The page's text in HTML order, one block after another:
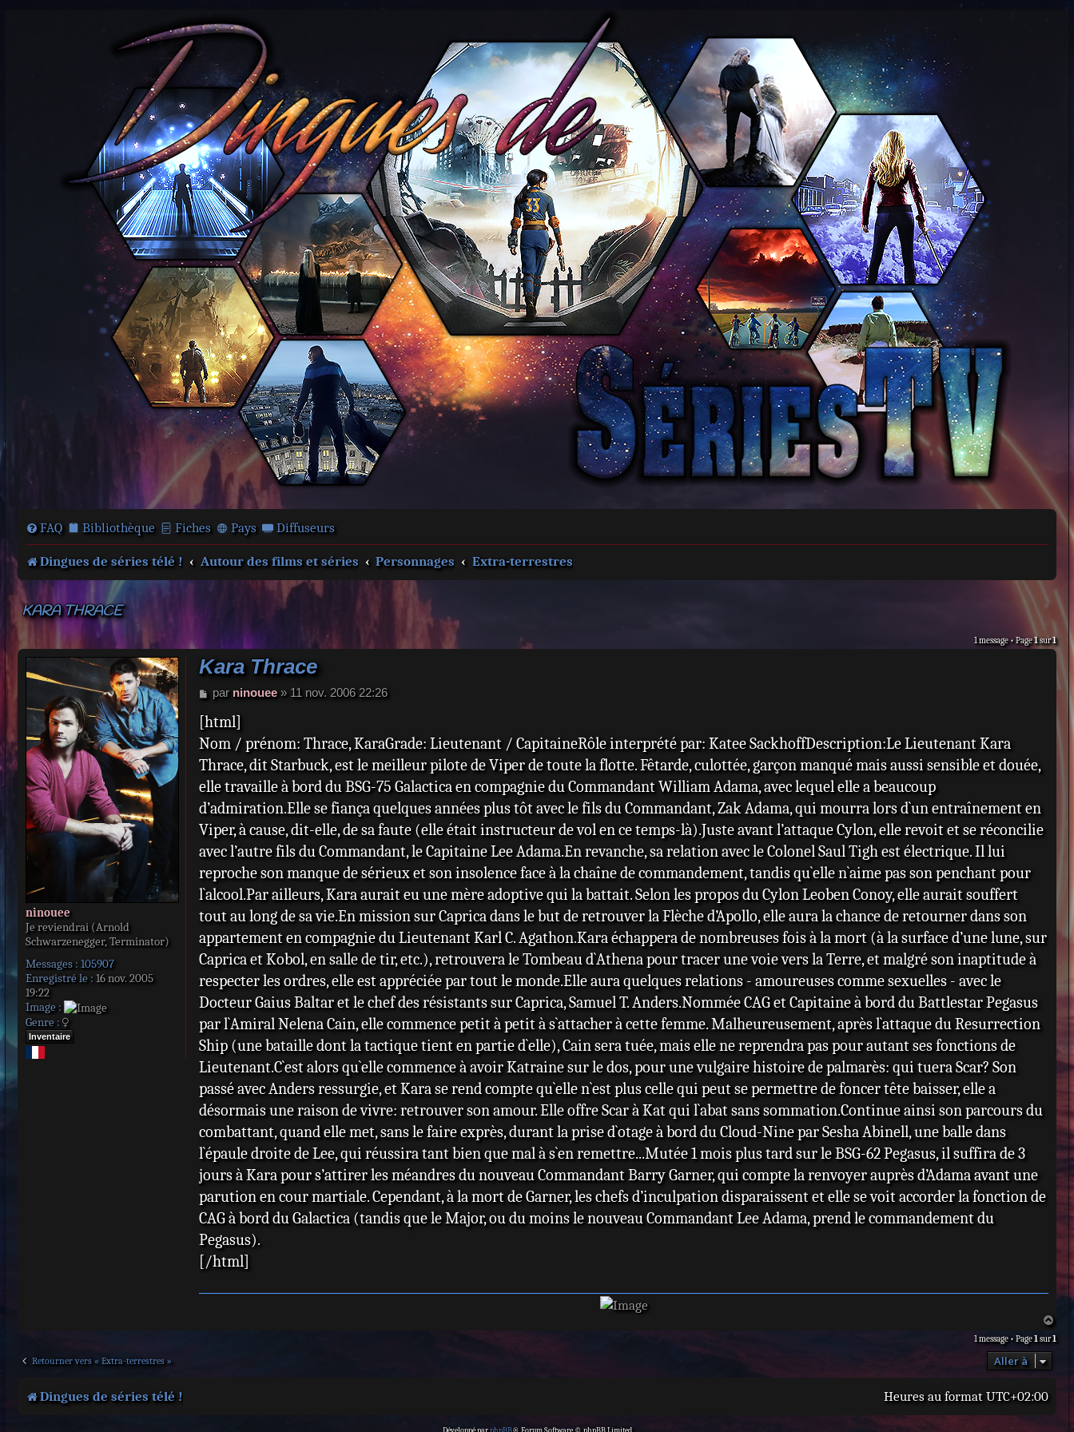
FAQ Bibliothèque Fiches Pays Diffuseurs
Dingues de séries télé ! Autour des films et séries Personnages Extra-terrestres
KARA THRACE
1 message • Page1sur1
ninouee
Je reviendrai (Arnold
Schwarzenegger, Terminator)
Messages : 105907
Enregistré le : 16 nov. 2005
19:22
Image :
Genre :
Inventaire
Kara Thrace
M
s
s
a
g
e
par ninouee» 11 nov. 2006 22:26
[html]
Nom / prénom: Thrace, KaraGrade: Lieutenant / CapitaineRôle interprété par: Katee SackhoffDescription:Le Lieutenant Kara
Thrace, dit Starbuck, est le meilleur pilote de Viper de toute la flotte. Fêtarde, culottée, garçon manqué mais aussi sensible et douée,
elle travaille à bord du BSG-75 Galactica en compagnie du Commandant William Adama, avec lequel elle a beaucoup
d’admiration.Elle se fiança quelques années plus tôt avec le fils du Commandant, Zak Adama, qui mourra lors d`un entraînement en
Viper, à cause, dit-elle, de sa faute (elle était instructeur de vol en ce temps-là).Juste avant l’attaque Cylon, elle revoit et se réconcilie
avec l’autre fils du Commandant, le Capitaine Lee Adama.En revanche, sa relation avec le Colonel Saul Tigh est électrique. Il lui
reproche son manque de sérieux et son insolence face à la chaîne de commandement, tandis qu`elle n`aime pas son penchant pour
l`alcool.Par ailleurs, Kara aurait eu une mère adoptive qui la battait. Selon les propos du Cylon Leoben Conoy, elle aurait souffert
tout au long de sa vie.En mission sur Caprica dans le but de retrouver la Flèche d’Apollo, elle aura la chance de retourner dans son
appartement en compagnie du Lieutenant Karl C. Agathon.Kara échappera de nombreuses fois à la mort (à la surface d’une lune, sur
Caprica et Kobol, en salle de tir, etc.), retrouvera le Tombeau d`Athena pour tracer une voie vers la Terre, et malgré son inaptitude à
respecter les ordres, elle est appréciée par tout le monde.Elle aura quelques relations - amoureuses comme sexuelles - avec le
Docteur Gaius Baltar et le chef des résistants sur Caprica, Samuel T. Anders.Nommée CAG et Capitaine à bord du Battlestar Pegasus
par l`Amiral Nelena Cain, elle commence petit à petit à s`attacher à cette femme. Malheureusement, après l`attaque du Resurrection
Ship (une bataille dont la tactique tient en partie d`elle), Cain sera tuée, mais elle ne reprendra pas pour autant ses fonctions de
Lieutenant.C`est alors qu`elle commence à avoir Katraine sur le dos, pour une vulgaire histoire de palmarès: qui tuera Scar? Son
passé avec Anders ressurgie, et Kara se rend compte qu`elle n`est plus celle qui peut se permettre de foncer tête baisser, elle a
désormais une raison de vivre: retrouver son amour. Elle offre Scar à Kat qui l`abat sans sommation.Continue ainsi son parcours du
combattant, quand elle met, sans le faire exprès, durant la prise d`otage à bord du Cloud-Nine par Sesha Abinell, une balle dans
l`épaule droite de Lee, qui réussira tant bien que mal à s`en remettre...Mutée 1 mois plus tard sur le BSG-62 Pegasus, il suffira de 3
jours à Kara pour s’attirer les méandres du nouveau Commandant Barry Garner, qui compte la renvoyer auprès d’Adama avant une
parution en cour martiale. Cependant, à la mort de Garner, les chefs d’inculpation disparaissent et elle se voit accorder la fonction de
CAG à bord du Galactica (tandis que le Major, ou du moins le nouveau Commandant Lee Adama, prend le commandement du
Pegasus).
[/html]
u
1 message • Page1sur1
Retourner vers « Extra-terrestres » Aller à
Dingues de séries télé ! Heures au format UTC+02:00